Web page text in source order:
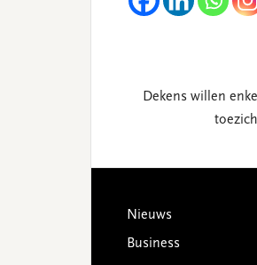
Dekens willen
Footer
Nieuws
Business